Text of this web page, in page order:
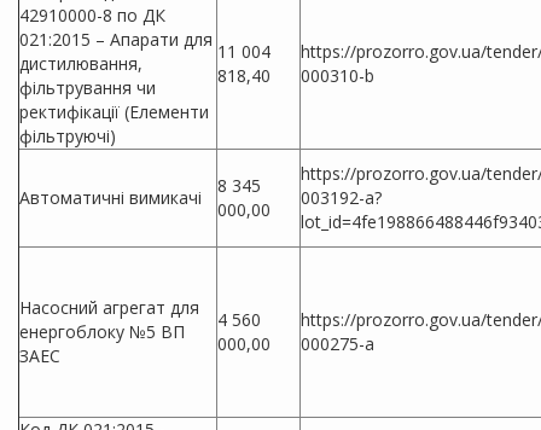
42910000-8 по ДК
021:2015 – Апарати для
дистилювання,
фільтрування чи
ректифікації (Елементи
фільтруючі)
11 004
818,40
https://prozorro.gov.ua/
000310-b
Автоматичні вимикачі
8 345
000,00
https://prozorro.gov.ua/
003192-a?
Насосний агрегат для
енергоблоку №5 ВП
ЗАЕС
4 560
000,00
https://prozorro.gov.ua/
000275-a